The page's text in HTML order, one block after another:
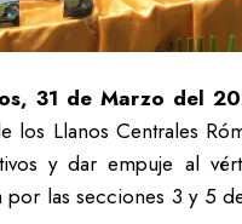
31 de Marzo del
los Llanos Centrales
y dar empuje al
por las secciones 3 y 5